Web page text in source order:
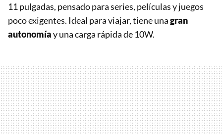
11 pulgadas, pensado para series, películas y juegos
poco exigentes. Ideal para viajar, tiene unagran
autonomíay una carga rápida de 10W.